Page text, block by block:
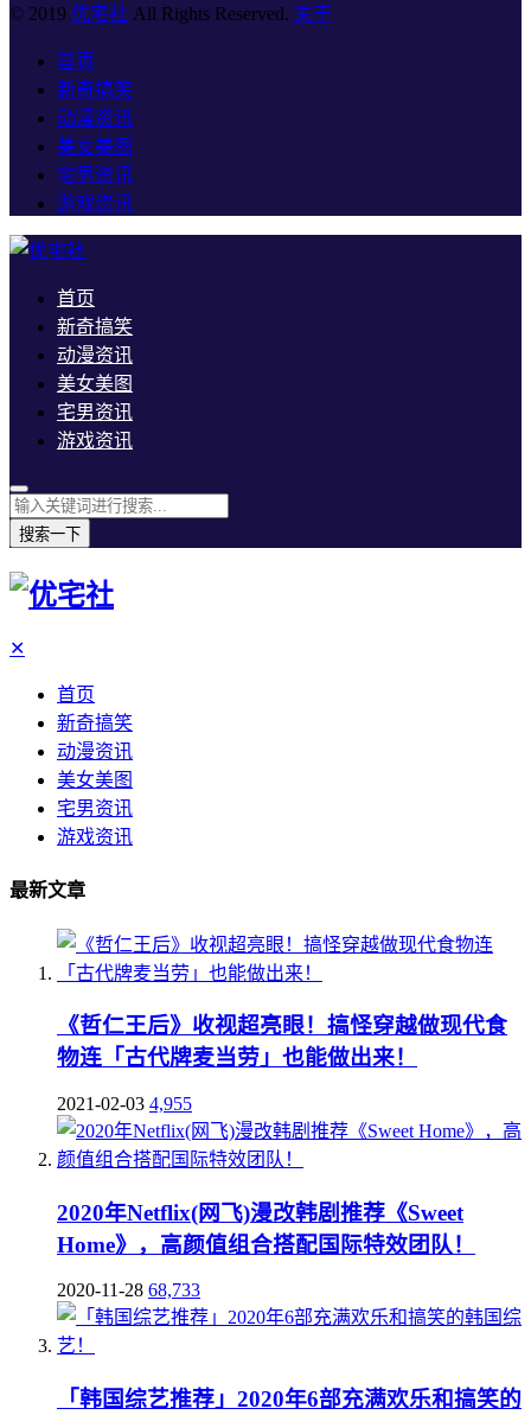
© 2019 优宅社 All Rights Reserved. 关于
首页
新奇搞笑
动漫资讯
美女美图
宅男资讯
游戏资讯
首页
新奇搞笑
动漫资讯
美女美图
宅男资讯
游戏资讯
搜索一下
✕
首页
新奇搞笑
动漫资讯
美女美图
宅男资讯
游戏资讯
最新文章
《哲仁王后》收视超亮眼！搞怪穿越做现代食
物连「古代牌麦当劳」也能做出来！
2021-02-03 4,955
2020年Netflix(网飞)漫改韩剧推荐《Sweet
Home》，高颜值组合搭配国际特效团队！
2020-11-28 68,733
「韩国综艺推荐」2020年6部充满欢乐和搞笑的